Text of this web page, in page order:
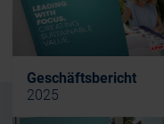
Geschäftsbericht
2025